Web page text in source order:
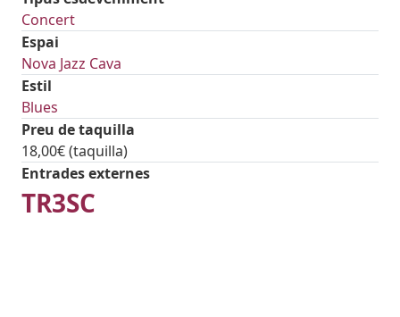
Concert
Espai
Nova Jazz Cava
Estil
Blues
Preu de taquilla
18,00€ (taquilla)
Entrades externes
TR3SC